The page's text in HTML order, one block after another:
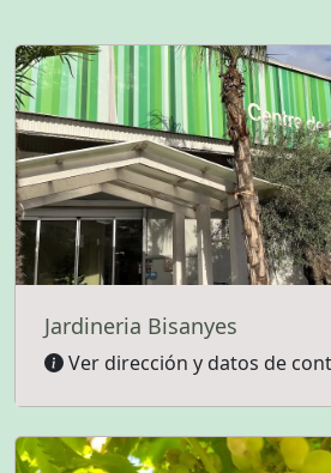
Jardineria Bisanyes
Ver dirección y datos de